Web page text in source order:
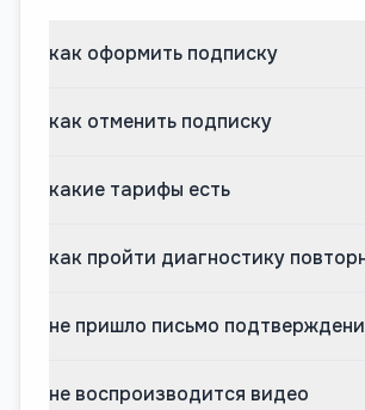
как оформить подписку
как отменить подписку
какие тарифы есть
как пройти диагностику
не пришло письмо
не воспроизводится видео